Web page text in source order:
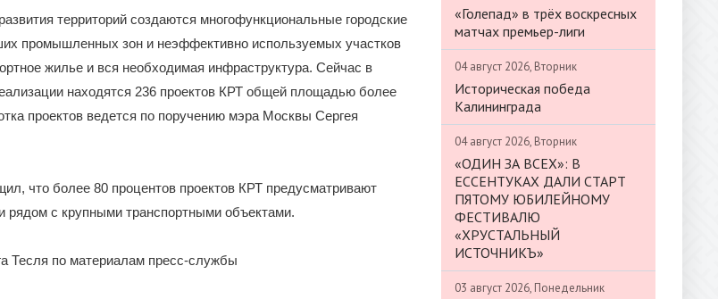
территорий создаются многофункциональные городские
промышленных зон и неэффективно используемых участков
жилье и вся необходимая инфраструктура. Сейчас в
находятся 236 проектов КРТ общей площадью более
проектов ведется по поручению мэра Москвы Сергея
что более 80 процентов проектов КРТ предусматривают
рядом с крупными транспортными объектами.
Тесля по материалам пресс-службы
«Голепад» в трёх воскресных
матчах премьер-лиги
04 август 2026, Вторник
Историческая победа
Калининграда
04 август 2026, Вторник
«ОДИН ЗА ВСЕХ»: В
ЕССЕНТУКАХ ДАЛИ СТАРТ
ПЯТОМУ ЮБИЛЕЙНОМУ
ФЕСТИВАЛЮ
«ХРУСТАЛЬНЫЙ
ИСТОЧНИКЪ»
03 август 2026, Понедельник